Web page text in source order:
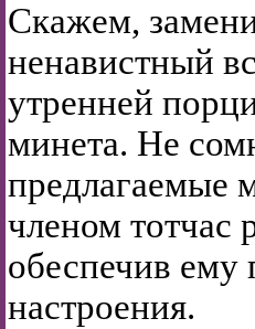
Скажем,
ненавистный
утренней
минета. Не
предлагаемые
членом тотчас
обеспечив ему
настроения.